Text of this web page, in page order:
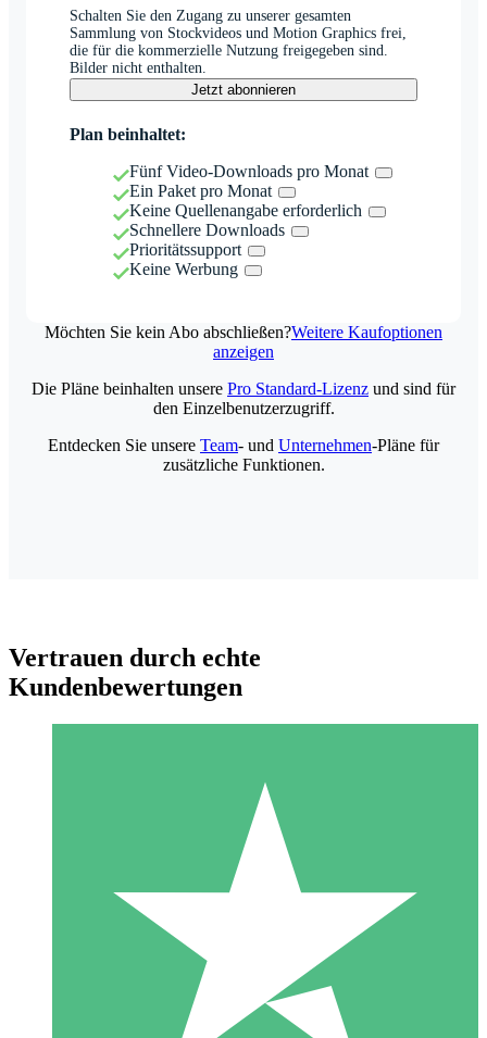
Schalten Sie den Zugang zu unserer gesamten
Sammlung von Stockvideos und Motion Graphics frei,
die für die kommerzielle Nutzung freigegeben sind.
Bilder nicht enthalten.
Jetzt abonnieren
Plan beinhaltet:
Fünf Video-Downloads pro Monat
Ein Paket pro Monat
Keine Quellenangabe erforderlich
Schnellere Downloads
Prioritätssupport
Keine Werbung
Möchten Sie kein Abo abschließen?Weitere Kaufoptionen
anzeigen
Individuelle Credit-Pakete
Zahlen Sie nach Bedarf mit Download-Credits. Keine
monatliche Verpflichtung erforderlich.
10 00
Die Pläne beinhalten unsere Pro Standard-Lizenz und sind für
den Einzelbenutzerzugriff.
Entdecken Sie unsere Team- und Unternehmen-Pläne für
zusätzliche Funktionen.
Vertrauen durch echte
Kundenbewertungen